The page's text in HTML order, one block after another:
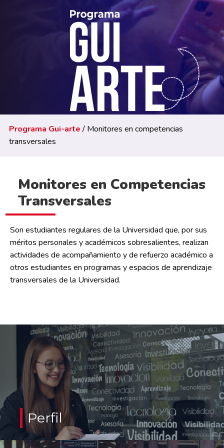
Programa Gui-arte/ Monitores en competencias
transversales
Monitores en Competencias
Transversales
Son estudiantes regulares de la Universidad que, por sus
méritos personales y académicos sobresalientes, realizan
actividades de acompañamiento y de refuerzo académico a
otros estudiantes en programas y espacios de aprendizaje
transversales de la Universidad.
Perfil
Tener un desempeño académico sobresaliente.
Tener buenas relaciones interpersonales.
Demostrar suficiencia e interés por profundizar su conocimiento
en las temáticas abordadas por las áreas transversales de la
Universidad.
Mostrar interés por el desarrollo de habilidades de liderazgo y
comunicación.